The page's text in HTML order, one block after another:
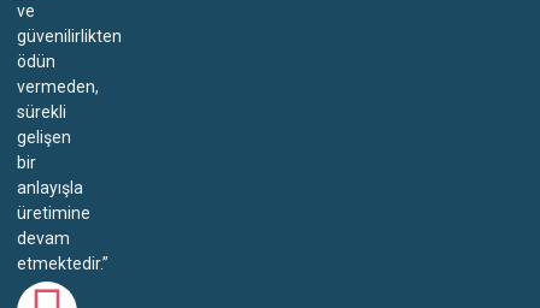
ve
güvenilirlikten
ödün
vermeden,
sürekli
gelişen
bir
anlayışla
üretimine
devam
etmektedir.”